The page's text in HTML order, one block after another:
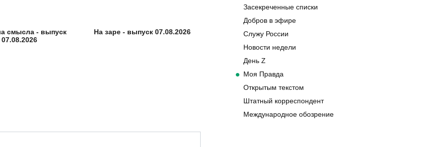
смысла - выпуск
07.08.2026
На заре - выпуск 07.08.2026
Засекреченные списки
Добров в эфире
Служу России
Новости недели
День Z
Моя Правда
Открытым текстом
Штатный корреспондент
Международное обозрение